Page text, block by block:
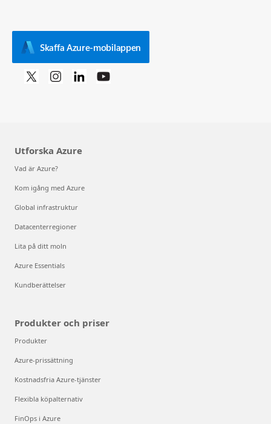
Skaffa Azure-mobilappen
Utforska Azure
Vad är Azure?
Kom igång med Azure
Global infrastruktur
Datacenterregioner
Lita på ditt moln
Azure Essentials
Kundberättelser
Produkter och priser
Produkter
Azure-prissättning
Kostnadsfria Azure-tjänster
Flexibla köpalternativ
FinOps i Azure